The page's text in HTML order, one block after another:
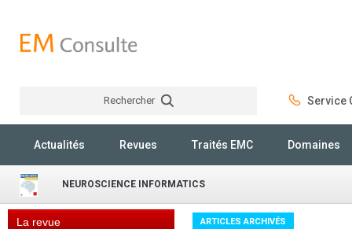
Rechercher Service
Actualités Revues Traités EMC Domaines
NEUROSCIENCE INFORMATICS
La revue ARTICLES ARCHIVÉS